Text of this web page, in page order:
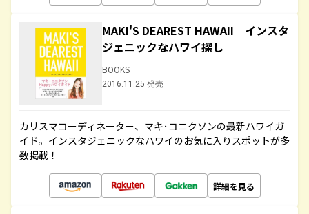
MAKI'S DEAREST HAWAII インスタ
ジェニックなハワイ探し
BOOKS
2016.11.25 発売
カリスマコーディネーター、マキ･コニクソンの最新ハワイガ
イド。インスタジェニックなハワイのお気に入りスポットが多
数掲載！
詳細を見る